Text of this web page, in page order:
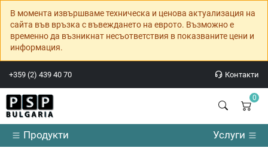
В момента извършваме техническа и ценова актуализация на
сайта във връзка с въвеждането на еврото. Възможно е
временно да възникнат несъответствия в показваните цени и
информация.
+359 (2) 439 40 70 Контакти
0
Продукти Услуги